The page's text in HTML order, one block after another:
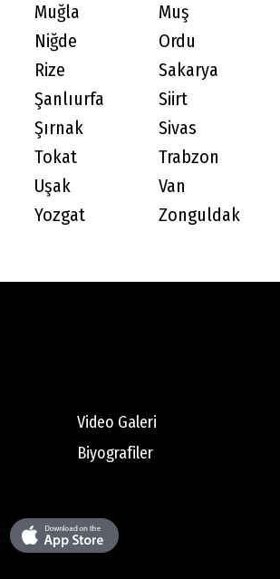
Muğla
Muş
Niğde
Ordu
Rize
Sakarya
Şanlıurfa
Siirt
Şırnak
Sivas
Tokat
Trabzon
Uşak
Van
Yozgat Zonguldak
Video Galeri
Biyografiler